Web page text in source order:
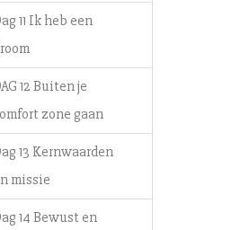
11 Ik heb een
12 Buiten je
zone gaan
13 Kernwaarden
missie
14 Bewust en